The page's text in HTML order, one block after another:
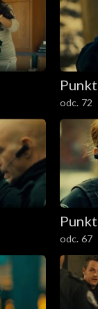
odc. 72
odc. 67